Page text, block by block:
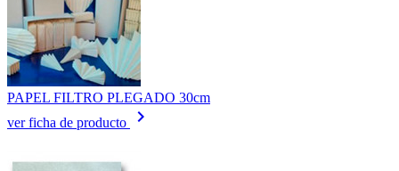
PAPEL FILTRO PLEGADO 30cm
ver ficha de producto
keyboard_arrow_right